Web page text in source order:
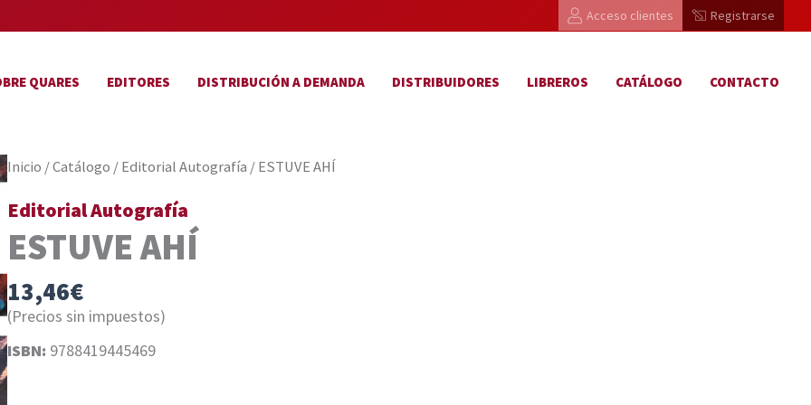
Acceso clientes Registrarse
QUARES EDITORES DISTRIBUCIÓN A DEMANDA DISTRIBUIDORES LIBREROS CATÁLOGO CONTACTO
Inicio /Catálogo /Editorial Autografía / ESTUVE AHÍ
Editorial Autografía
ESTUVE AHÍ
13,46€
(Precios sin impuestos)
ISBN: 9788419445469